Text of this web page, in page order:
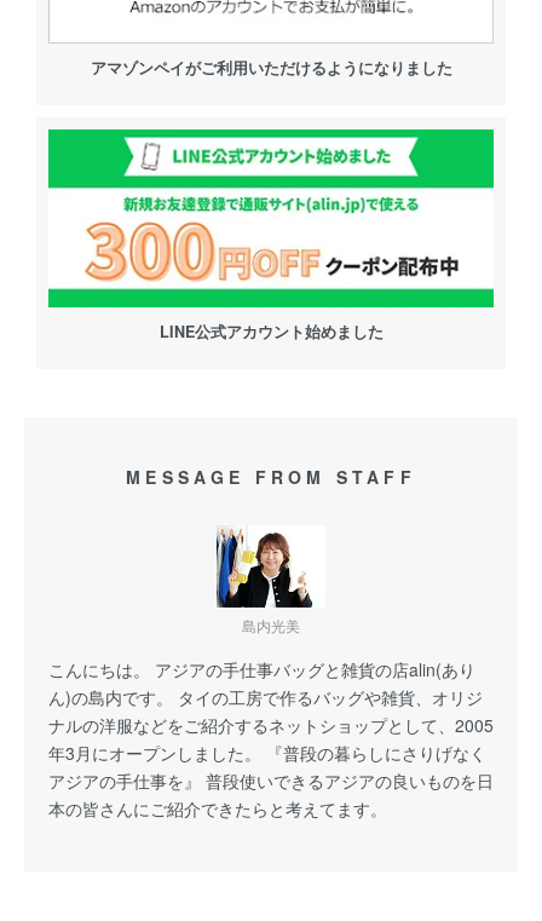
アマゾンペイがご利用いただけるようになりました
LINE公式アカウント始めました
MESSAGE FROM STAFF
島内光美
こんにちは。 アジアの手仕事バッグと雑貨の店alin(あり
ん)の島内です。 タイの工房で作るバッグや雑貨、オリジ
ナルの洋服などをご紹介するネットショップとして、2005
年3月にオープンしました。 『普段の暮らしにさりげなく
アジアの手仕事を』 普段使いできるアジアの良いものを日
本の皆さんにご紹介できたらと考えてます。